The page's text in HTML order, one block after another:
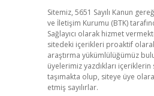
Sitemiz, 5651 Sayılı Kanun
ve İletişim Kurumu (BTK)
Sağlayıcı olarak hizmet
sitedeki içerikleri proaktif
araştırma yükümlülüğümüz
üyelerimiz yazdıkları
taşımakta olup, siteye üye
etmiş sayılırlar.